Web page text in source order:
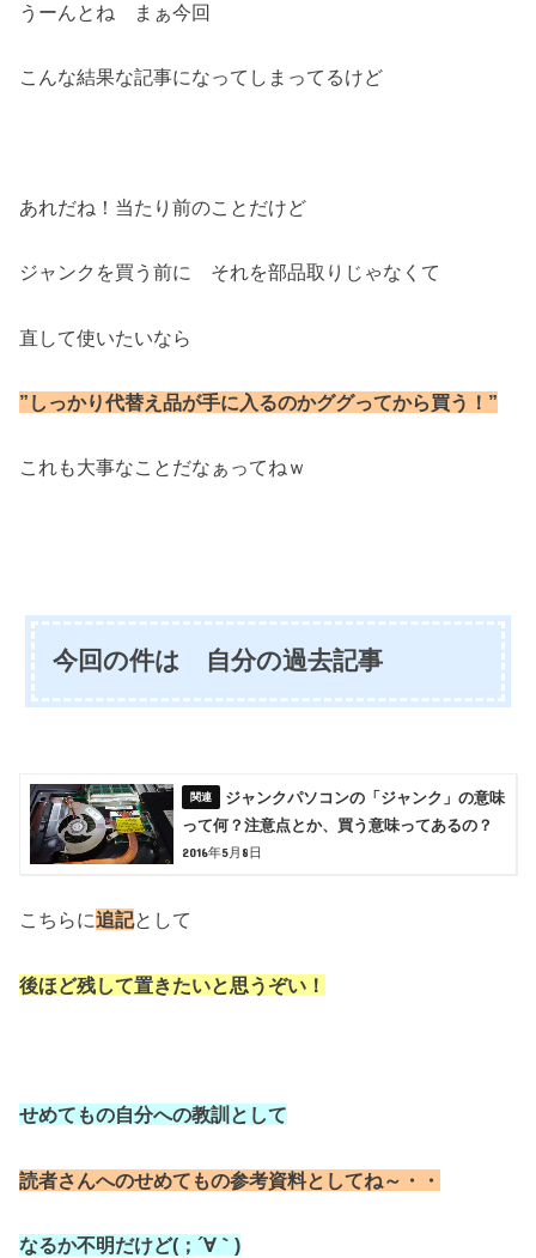
うーんとね まぁ今回
こんな結果な記事になってしまってるけど
あれだね！当たり前のことだけど
ジャンクを買う前に それを部品取りじゃなくて
直して使いたいなら
”しっかり代替え品が手に入るのかググってから買う！”
これも大事なことだなぁってねｗ
今回の件は 自分の過去記事
ジャンクパソコンの「ジャンク」の意味
って何？注意点とか、買う意味ってあるの？
2016年5月8日
こちらに追記として
後ほど残して置きたいと思うぞい！
せめてもの自分への教訓として
読者さんへのせめてもの参考資料としてね～・・
なるか不明だけど(；´∀｀)